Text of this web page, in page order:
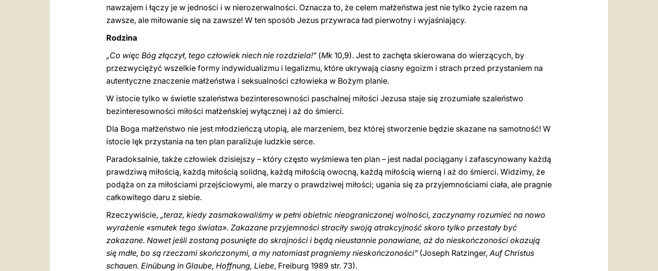
nawzajem i łączy je w jedności i w nierozerwalności. Oznacza to, że celem małżeństwa jest nie tylko życie razem na
zawsze, ale miłowanie się na zawsze! W ten sposób Jezus przywraca ład pierwotny i wyjaśniający.
Rodzina
„Co więc Bóg złączył, tego człowiek niech nie rozdziela!” (Mk 10,9). Jest to zachęta skierowana do wierzących, by
przezwyciężyć wszelkie formy indywidualizmu i legalizmu, które ukrywają ciasny egoizm i strach przed przystaniem na
autentyczne znaczenie małżeństwa i seksualności człowieka w Bożym planie.
W istocie tylko w świetle szaleństwa bezinteresowności paschalnej miłości Jezusa staje się zrozumiałe szaleństwo
bezinteresowności miłości małżeńskiej wyłącznej i aż do śmierci.
Dla Boga małżeństwo nie jest młodzieńczą utopią, ale marzeniem, bez której stworzenie będzie skazane na samotność! W
istocie lęk przystania na ten plan paraliżuje ludzkie serce.
Paradoksalnie, także człowiek dzisiejszy – który często wyśmiewa ten plan – jest nadal pociągany i zafascynowany każdą
prawdziwą miłością, każdą miłością solidną, każdą miłością owocną, każdą miłością wierną i aż do śmierci. Widzimy, że
podąża on za miłościami przejściowymi, ale marzy o prawdziwej miłości; ugania się za przyjemnościami ciała, ale pragnie
całkowitego daru z siebie.
Rzeczywiście, „teraz, kiedy zasmakowaliśmy w pełni obietnic nieograniczonej wolności, zaczynamy rozumieć na nowo
wyrażenie «smutek tego świata». Zakazane przyjemności straciły swoją atrakcyjność skoro tylko przestały być
zakazane. Nawet jeśli zostaną posunięte do skrajności i będą nieustannie ponawiane, aż do nieskończoności okazują
się mdłe, bo są rzeczami skończonymi, a my natomiast pragniemy nieskończoności”(Joseph Ratzinger,Auf Christus
schauen. Einübung in Glaube, Hoffnung, Liebe, Freiburg 1989 str. 73).